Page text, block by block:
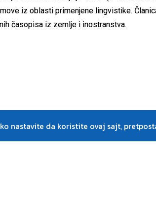
iz oblasti primenjene lingvistike.
časopisa iz zemlje i inostranstva.
nastavite da koristite ovaj sajt,